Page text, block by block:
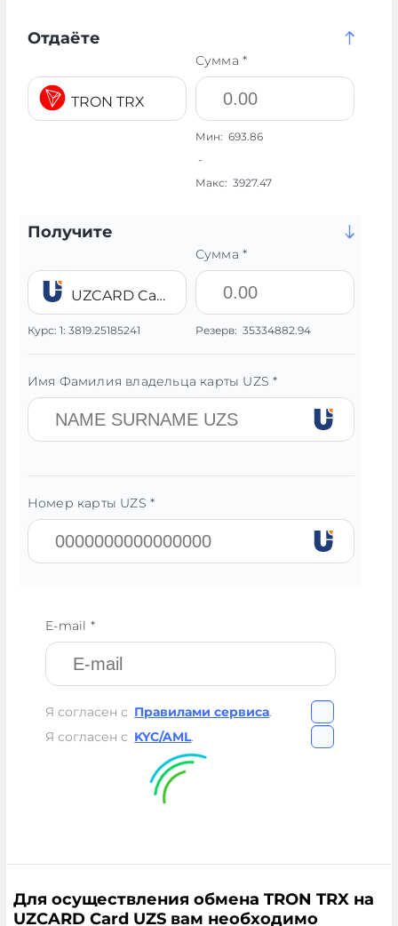
Отдаёте
TRON TRX
Сумма *
Мин: 693.86
-
Макс: 3927.47
Получите
UZCARD Card UZS
Курс: 1: 3819.25185241
Сумма *
Резерв: 35334882.94
Имя Фамилия владельца карты UZS *
Номер карты UZS *
E-mail *
Я согласен с Правилами сервиса.
Я согласен с KYC/AML.
Для осуществления обмена TRON TRX на
UZCARD Card UZS вам необходимо